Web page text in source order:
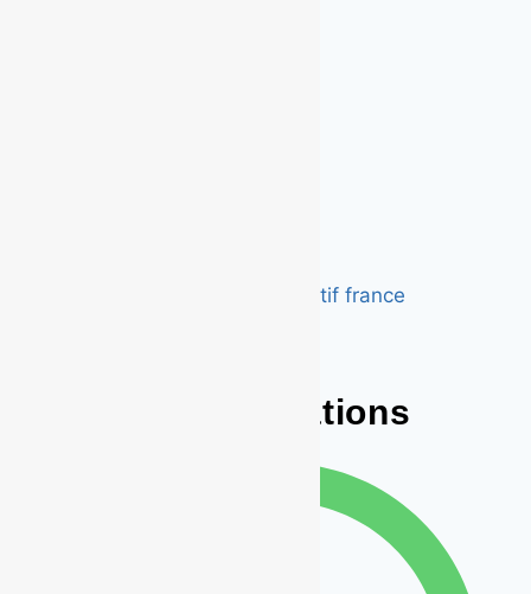
Nos réalisations